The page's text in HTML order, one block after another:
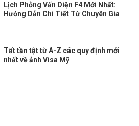
Lịch Phỏng Vấn Diện F4 Mới Nhất:
Hướng Dẫn Chi Tiết Từ Chuyên Gia
Tất tần tật từ A-Z các quy định mới
nhất về ảnh Visa Mỹ